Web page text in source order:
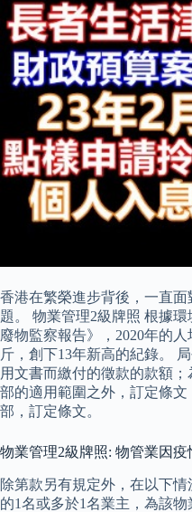
香港在繁榮進步背後，一直
題。 物業管理2級牌照 根據
廢物監察報告》，2020年的
斤，創下13年新高的紀錄。
用文書而繳付的徵款的款額
部的適用範圍之外，訂定條
部，訂定條文。
物業管理2級牌照: 物管業因
除第款另有規定外，在以下
的1名或多於1名業主，為該